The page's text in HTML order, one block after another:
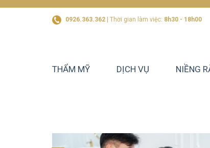
Skip
0926.363.362 | Thời gian làm việc: 8h30 - 18h00
THẨM MỸ DỊCH VỤ NIỀNG